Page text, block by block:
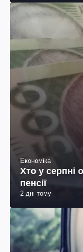
Економіка
Хто у серпні
пенсії
2 дні тому